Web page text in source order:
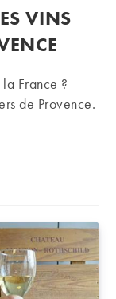
VINS
France ?
de Provence.
vins les plus chers de